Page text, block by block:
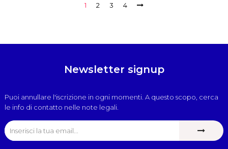
1 2 3 4
Newsletter signup
Puoi annullare l'iscrizione in ogni momenti. A questo scopo, cerca
le info di contatto nelle note legali.